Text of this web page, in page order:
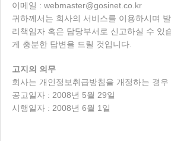
이메일 : webmaster@gosinet.co.kr
귀하께서는 회사의 서비스를 이용하시며
리책임자 혹은 담당부서로 신고하실 수 있
게 충분한 답변을 드릴 것입니다.
고지의 의무
회사는 개인정보취급방침을 개정하는 경
공고일자 : 2008년 5월 29일
시행일자 : 2008년 6월 1일